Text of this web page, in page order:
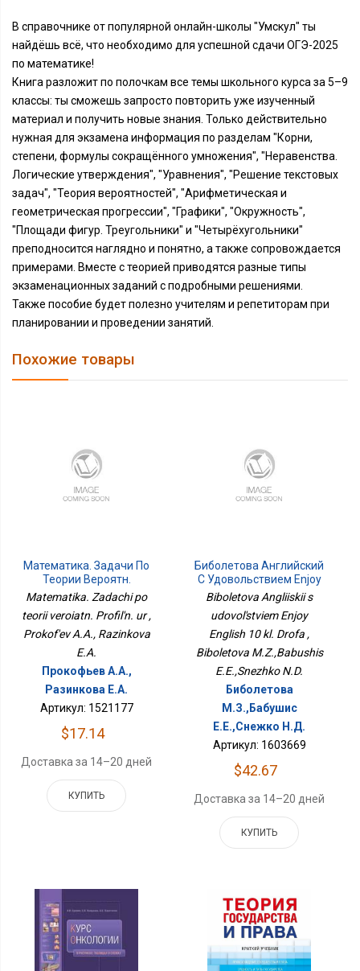
В справочнике от популярной онлайн-школы "Умскул" ты
найдёшь всё, что необходимо для успешной сдачи ОГЭ-2025
по математике!
Книга разложит по полочкам все темы школьного курса за 5–9
классы: ты сможешь запросто повторить уже изученный
материал и получить новые знания. Только действительно
нужная для экзамена информация по разделам "Корни,
степени, формулы сокращённого умножения", "Неравенства.
Логические утверждения", "Уравнения", "Решение текстовых
задач", "Теория вероятностей", "Арифметическая и
геометрическая прогрессии", "Графики", "Окружность",
"Площади фигур. Треугольники" и "Четырёхугольники"
преподносится наглядно и понятно, а также сопровождается
примерами. Вместе с теорией приводятся разные типы
экзаменационных заданий с подробными решениями.
Также пособие будет полезно учителям и репетиторам при
планировании и проведении занятий.
Похожие товары
Математика. Задачи По
Теории Вероятн.
Профильн. Ур
Matematika. Zadachi po
teorii veroiatn. Profil'n. ur ,
Prokof'ev A.A., Razinkova
E.A.
Прокофьев А.А.,
Разинкова Е.А.
Артикул: 1521177
$17.14
Доставка за 14–20 дней
КУПИТЬ
Биболетова Английский
С Удовольствием Enjoy
English 10 Кл. Дрофа
Biboletova Angliiskii s
udovol'stviem Enjoy
English 10 kl. Drofa ,
Biboletova M.Z.,Babushis
E.E.,Snezhko N.D.
Биболетова
М.З.,Бабушис
Е.Е.,Снежко Н.Д.
Артикул: 1603669
$42.67
Доставка за 14–20 дней
КУПИТЬ